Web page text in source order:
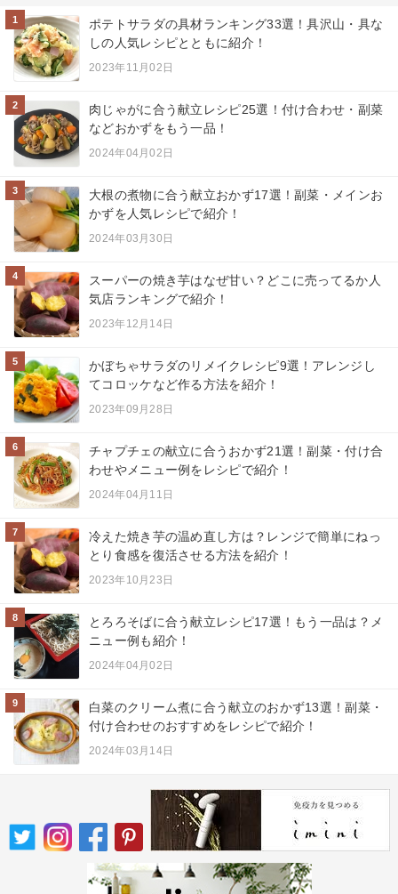
1
ポテトサラダの具材ランキング33選！具沢山・具な
しの人気レシピとともに紹介！
2023年11月02日
2
肉じゃがに合う献立レシピ25選！付け合わせ・副菜
などおかずをもう一品！
2024年04月02日
3
大根の煮物に合う献立おかず17選！副菜・メインお
かずを人気レシピで紹介！
2024年03月30日
4
スーパーの焼き芋はなぜ甘い？どこに売ってるか人
気店ランキングで紹介！
2023年12月14日
5
かぼちゃサラダのリメイクレシピ9選！アレンジし
てコロッケなど作る方法を紹介！
2023年09月28日
6
チャプチェの献立に合うおかず21選！副菜・付け合
わせやメニュー例をレシピで紹介！
2024年04月11日
7
冷えた焼き芋の温め直し方は？レンジで簡単にねっ
とり食感を復活させる方法を紹介！
2023年10月23日
8
とろろそばに合う献立レシピ17選！もう一品は？メ
ニュー例も紹介！
2024年04月02日
9
白菜のクリーム煮に合う献立のおかず13選！副菜・
付け合わせのおすすめをレシピで紹介！
2024年03月14日